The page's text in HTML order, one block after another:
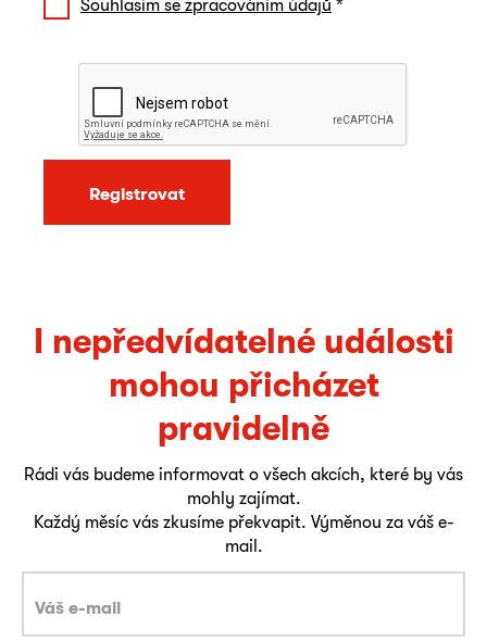
Souhlasím se zpracováním údajů *
Registrovat
I nepředvídatelné události
mohou přicházet
pravidelně
Rádi vás budeme informovat o všech akcích, které by vás
mohly zajímat.
Každý měsíc vás zkusíme překvapit. Výměnou za váš e-
mail.